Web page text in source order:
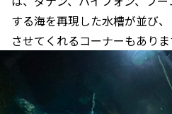
する海を再現した水槽が並び
させてくれるコーナーもありま